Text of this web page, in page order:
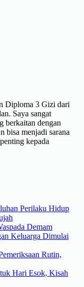
Diploma 3 Gizi dari
Saya sangat
berkaitan dengan
bisa menjadi sarana
kepada
Perilaku Hidup
Demam
Keluarga Dimulai
Rutin,
Hari Esok, Kisah